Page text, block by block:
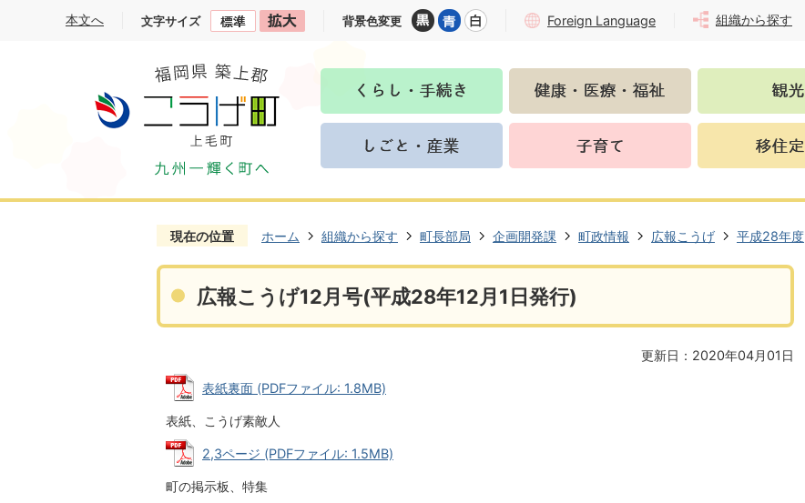
本文へ 文字サイズ 背景色変更 Foreign Language 組織から探す
現在の位置 ホーム 組織から探す 町長部局 企画開発課 町政情報 広報こうげ 平成28年度
広報こうげ12月号(平成28年12月1日発行)
更新日：2020年04月01日
表紙裏面 (PDFファイル: 1.8MB)
表紙、こうげ素敵人
2,3ページ (PDFファイル: 1.5MB)
町の掲示板、特集